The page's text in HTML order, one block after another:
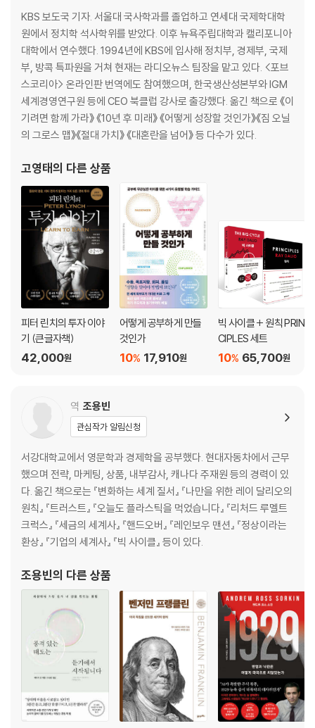
11. 문제를 파악하고 용인하지 마라
12. 근본 원인을 찾기 위해 문제를 진단하라
13. 문제 해결을 위해 시스템 개선 방법을 설계하라
14. 계획한 일을 하라
15. 일하는 방법을 정립하기 위해 도구와 규칙을 활용하라
16. 지배구조를 간과하지 마라
일의 원칙: 종합 정리
부록: 브리지워터의 아이디어 성과주의를 위한 도구와 규칙
참고문헌
『레이 달리오 원칙 저널』
자신만의 원칙을 가져야 하는 이유
원칙의 기본
- 연습1 자신이 어떤 사람인지 생각해보자
- 연습2 현재 닥친 문제를 처리하기 위한 최선의 원칙을 도출하는 방법
- 연습4 가장 큰 2가지 장애물을 극복하고 실수로부터 배우는 방법을 알
아보자
KBS 보도국 기자. 서울대 국사학과를 졸업하고 연세대 국제학대학
원에서 정치학 석사학위를 받았다. 이후 뉴욕주립대학과 캘리포니아
대학에서 연수했다. 1994년에 KBS에 입사해 정치부, 경제부, 국제
부, 방콕 특파원을 거쳐 현재는 라디오뉴스 팀장을 맡고 있다. <포브
스코리아> 온라인판 번역에도 참여했으며, 한국생산성본부와 IGM
세계경영연구원 등에 CEO 북클럽 강사로 출강했다. 옮긴 책으로 《이
기려면 함께 가라》 《10년 후 미래》 《어떻게 성장할 것인가》《짐 오닐
의 그로스 맵》《절대 가치》 《대혼란을 넘어》 등 다수가 있다.
고영태의 다른 상품
피터 린치의 투자 이야
기 (큰글자책)
42,000원
어떻게 공부하게 만들
것인가
17,910원
10%
빅 사이클 + 원칙 PRIN
CIPLES 세트
65,700원
10%
역 조용빈
관심작가 알림신청
서강대학교에서 영문학과 경제학을 공부했다. 현대자동차에서 근무
했으며 전략, 마케팅, 상품, 내부감사, 캐나다 주재원 등의 경력이 있
다. 옮긴 책으로는 『변화하는 세계 질서』 『나만을 위한 레이 달리오의
원칙』 『트러스트』 『오늘도 플라스틱을 먹었습니다』 『리처드 루멜트
크럭스』 『세금의 세계사』 『핸드오버』 『레인보우 맨션』 『정상이라는
환상』 『기업의 세계사』 『빅 사이클』 등이 있다.
조용빈의 다른 상품